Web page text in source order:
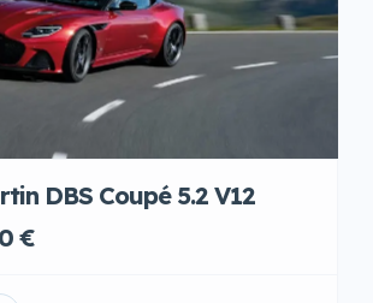
DBS Coupé 5.2 V12
€